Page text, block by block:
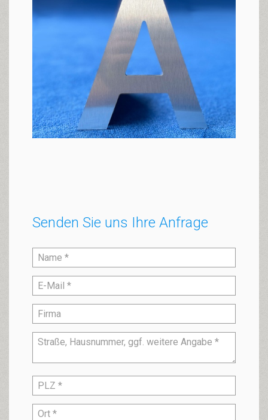
Senden Sie uns Ihre Anfrage